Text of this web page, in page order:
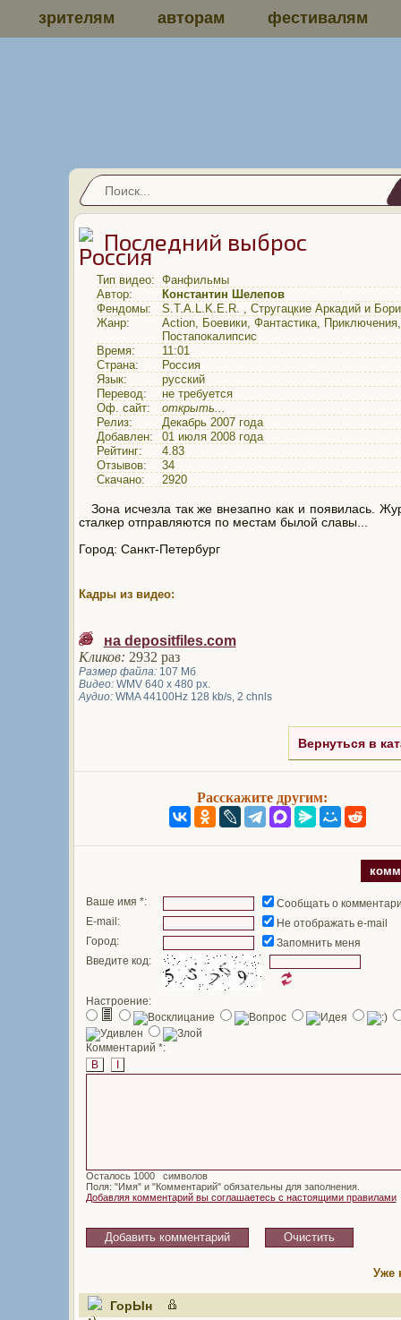
зрителям авторам фестивалям
Последний выброс
Тип видео: Фанфильмы
Автор:
Константин Шелепов
Фендомы:
S.T.A.L.K.E.R. , Стругацкие Аркадий и
Жанр:
Action, Боевики, Фантастика, Приключения,
Постапокалипсис
Время:
11:01
Страна:
Россия
Язык:
русский
Перевод:
не требуется
Оф. сайт:
открыть...
Релиз:
Декабрь 2007 года
Добавлен:
01 июля 2008 года
Рейтинг:
4.83
Отзывов:
34
Скачано:
2920
Зона исчезла так же внезапно как и появилась.
сталкер отправляются по местам былой славы...
Город: Санкт-Петербург
Кадры из видео:
на depositfiles.com
Кликов: 2932 раз
Размер файла:107 Мб
Видео:WMV 640 x 480 px.
Аудио:WMA 44100Hz 128 kb/s, 2 chnls
Вернуться в
Расскажите другим:
Ваше имя *:
Сообщать о
E-mail:
Не отображать e-mail
Город:
Запомнить меня
Введите код:
Настроение:
Комментарий *:
B
I
Осталось
символов
Поля: "Имя" и "Комментарий" обязательны для заполнения.
Добавляя комментарий вы соглашаетесь с настоящими правилами
Уже
ГорЫн